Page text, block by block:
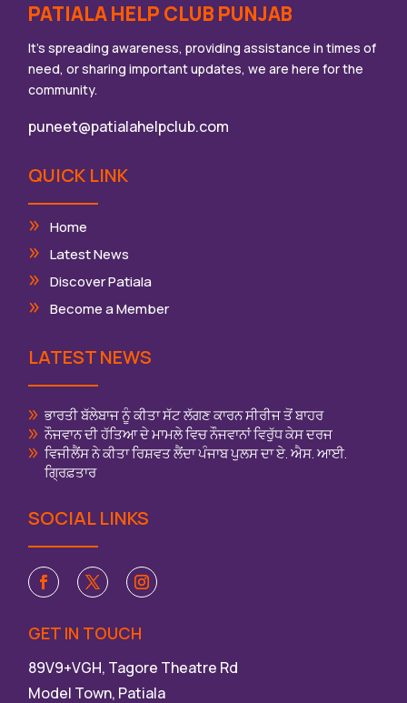
PATIALA HELP CLUB PUNJAB
It’s spreading awareness, providing assistance in times of
need, or sharing important updates, we are here for the
community.
puneet@patialahelpclub.com
QUICK LINK
Home
Latest News
Discover Patiala
Become a Member
LATEST NEWS
ਭਾਰਤੀ ਬੱਲੇਬਾਜ ਨੂੰ ਕੀਤਾ ਸੱਟ ਲੱਗਣ ਕਾਰਨ ਸੀਰੀਜ ਤੋਂ ਬਾਹਰ
ਨੌਜਵਾਨ ਦੀ ਹੱਤਿਆ ਦੇ ਮਾਮਲੇ ਵਿਚ ਨੌਜਵਾਨਾਂ ਵਿਰੁੱਧ ਕੇਸ ਦਰਜ
ਵਿਜੀਲੈਂਸ ਨੇ ਕੀਤਾ ਰਿਸ਼ਵਤ ਲੈਂਦਾ ਪੰਜਾਬ ਪੁਲਸ ਦਾ ਏ. ਐਸ. ਆਈ.
ਗ੍ਰਿਫ਼ਤਾਰ
SOCIAL LINKS
GET IN TOUCH
89V9+VGH, Tagore Theatre Rd
Model Town, Patiala